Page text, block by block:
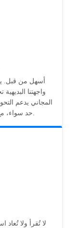
واجهتنا
المجاني يدعم
حد سواء، مع إمكانية معاينة النتائج قبل التحميل.